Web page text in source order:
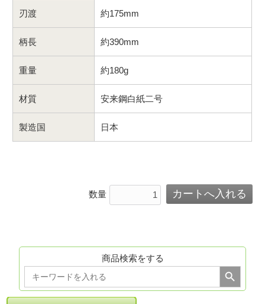
刃渡 約175mm
柄長 約390mm
重量 約180g
材質 安来鋼白紙二号
製造国 日本
数量
商品検索をする
Search
for:
Search Button